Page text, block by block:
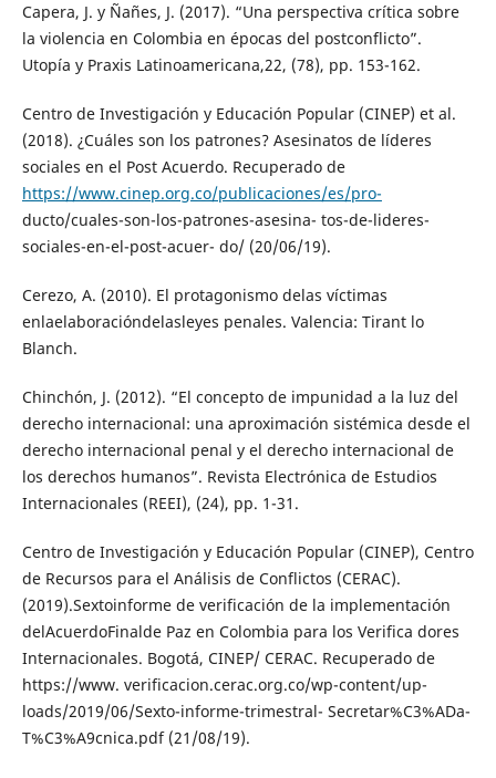
Capera, J. y Ñañes, J. (2017). “Una perspectiva crítica sobre
la violencia en Colombia en épocas del postconflicto”.
Utopía y Praxis Latinoamericana,22, (78), pp. 153-162.
Centro de Investigación y Educación Popular (CINEP) et al.
(2018). ¿Cuáles son los patrones? Asesinatos de líderes
sociales en el Post Acuerdo. Recuperado de
https://www.cinep.org.co/publicaciones/es/pro-
ducto/cuales-son-los-patrones-asesina- tos-de-lideres-
sociales-en-el-post-acuer- do/ (20/06/19).
Cerezo, A. (2010). El protagonismo delas víctimas
enlaelaboracióndelasleyes penales. Valencia: Tirant lo
Blanch.
Chinchón, J. (2012). “El concepto de impunidad a la luz del
derecho internacional: una aproximación sistémica desde el
derecho internacional penal y el derecho internacional de
los derechos humanos”. Revista Electrónica de Estudios
Internacionales (REEI), (24), pp. 1-31.
Centro de Investigación y Educación Popular (CINEP), Centro
de Recursos para el Análisis de Conflictos (CERAC).
(2019).Sextoinforme de verificación de la implementación
delAcuerdoFinalde Paz en Colombia para los Verifica dores
Internacionales. Bogotá, CINEP/ CERAC. Recuperado de
https://www. verificacion.cerac.org.co/wp-content/up-
loads/2019/06/Sexto-informe-trimestral- Secretar%C3%ADa-
T%C3%A9cnica.pdf (21/08/19).